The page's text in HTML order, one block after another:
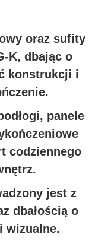
oraz sufity
K, dbając o
konstrukcji i
panele
codziennego
jest z
dbałością o
wizualne.